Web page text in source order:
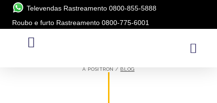
Televendas Rastreamento 0800-855-5888
Roubo e furto Rastreamento 0800-775-6001
A PÓSITRON / BLOG